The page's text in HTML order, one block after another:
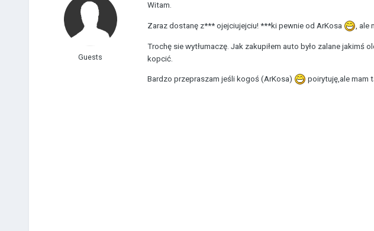
Guests
Witam.
Zaraz dostanę z*** ojejciujejciu! ***ki pewnie od ArKosa ,
Trochę sie wytłumaczę. Jak zakupiłem auto było zalane jakimś
kopcić.
Bardzo przepraszam jeśli kogoś (ArKosa) poirytuję,ale mam